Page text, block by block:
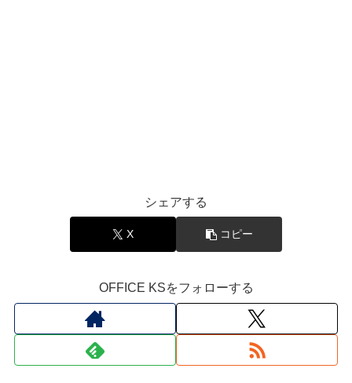
シェアする
X コピー
OFFICE KSをフォローする